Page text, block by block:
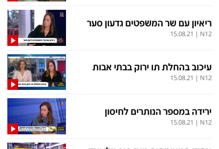
שש עם
מהדורה ראשונה
חדשות סוף השבוע
המהדורה הצעירה
מהדורות מלאות
הגדרות פנו אלינו
N12
|
15.08.21
N12
|
15.08.21
N12
|
15.08.21